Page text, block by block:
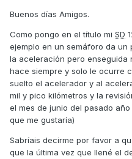
Buenos días Amigos.
Como pongo en el título mi SD
ejemplo en un semáforo da
la aceleración pero enseguida
hace siempre y solo le ocurre
suelto el acelerador y al
mil y pico kilómetros y la
el mes de junio del pasado
que me gustaría)
Sabríais decirme por favor a
que la última vez que llené el